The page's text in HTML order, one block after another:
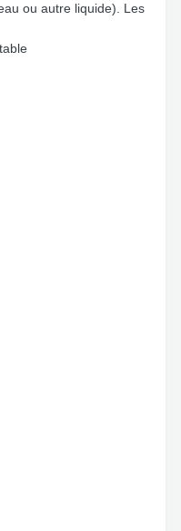
ou autre liquide). Les